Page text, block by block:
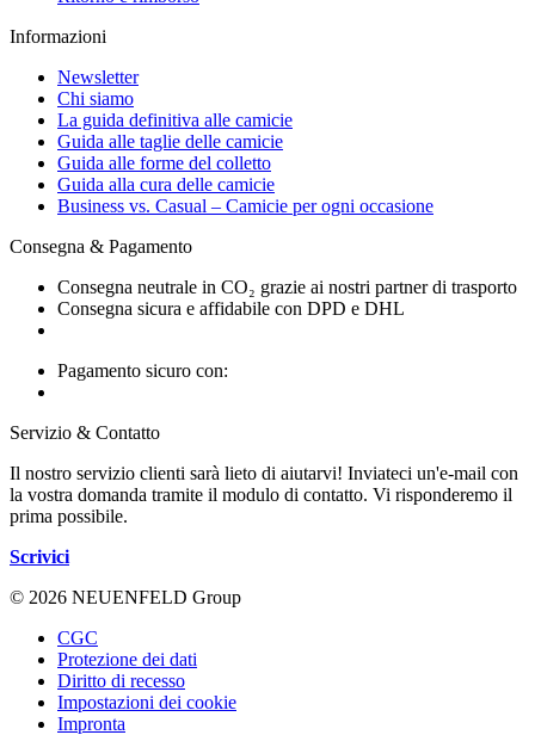
Informazioni
Newsletter
Chi siamo
La guida definitiva alle camicie
Guida alle taglie delle camicie
Guida alle forme del colletto
Guida alla cura delle camicie
Business vs. Casual – Camicie per ogni occasione
Consegna & Pagamento
Consegna neutrale in CO₂ grazie ai nostri partner di trasporto
Consegna sicura e affidabile con DPD e DHL
Pagamento sicuro con:
Servizio & Contatto
Il nostro servizio clienti sarà lieto di aiutarvi! Inviateci un'e-mail con
la vostra domanda tramite il modulo di contatto. Vi risponderemo il
prima possibile.
Scrivici
© 2026 NEUENFELD Group
CGC
Protezione dei dati
Diritto di recesso
Impostazioni dei cookie
Impronta